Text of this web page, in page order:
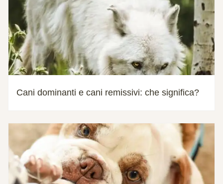
Cani dominanti e cani remissivi: che significa?